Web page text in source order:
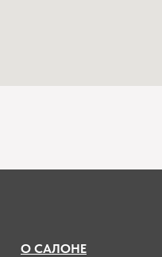
О САЛОНЕ